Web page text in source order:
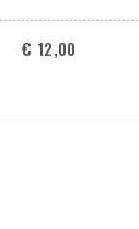
€ 12,00